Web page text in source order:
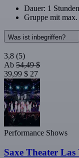
Dauer: 1
Gruppe mit max.
Was ist inbegriffen?
3,8 (5)
Ab 54,49 $
39,99 $ 27
Performance Shows
Saxe Theater Las